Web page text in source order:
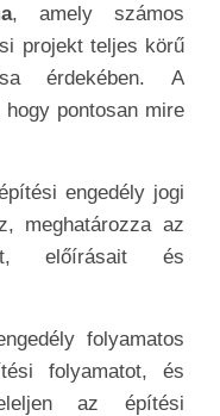
, amely számos
projekt teljes körű
érdekében. A
pontosan mire
engedély jogi
meghatározza az
előírásait és
folyamatos
folyamatot, és
az építési